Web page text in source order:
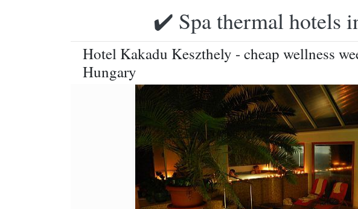
✔️ Spa thermal hotels
Hotel Kakadu Keszthely - cheap wellness
Hungary